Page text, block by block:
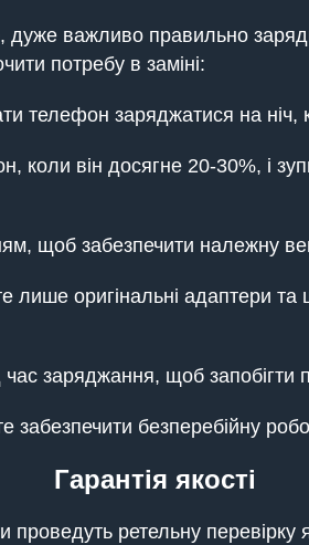
важливо правильно
потребу в заміні:
телефон заряджатися на ніч,
коли він досягне 20-30%, і
щоб забезпечити належну
лише оригінальні адаптери
заряджання, щоб
безперебійну
Гарантія якості
проведуть ретельну